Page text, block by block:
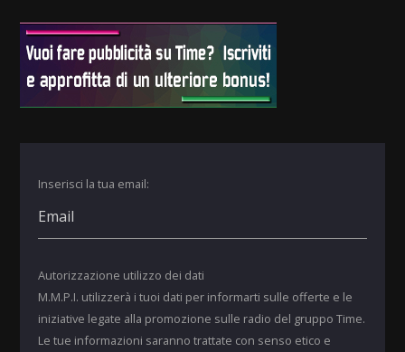
Inserisci la tua email:
Autorizzazione utilizzo dei dati
M.M.P.I. utilizzerà i tuoi dati per informarti sulle offerte e le
iniziative legate alla promozione sulle radio del gruppo Time.
Le tue informazioni saranno trattate con senso etico e